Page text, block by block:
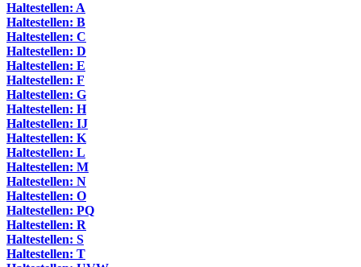
Haltestellen: A
Haltestellen: B
Haltestellen: C
Haltestellen: D
Haltestellen: E
Haltestellen: F
Haltestellen: G
Haltestellen: H
Haltestellen: IJ
Haltestellen: K
Haltestellen: L
Haltestellen: M
Haltestellen: N
Haltestellen: O
Haltestellen: PQ
Haltestellen: R
Haltestellen: S
Haltestellen: T